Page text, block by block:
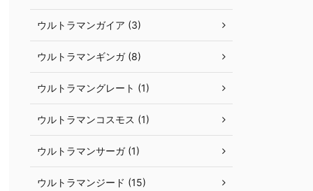
ウルトラマンガイア (3)
ウルトラマンギンガ (8)
ウルトラマングレート (1)
ウルトラマンコスモス (1)
ウルトラマンサーガ (1)
ウルトラマンジード (15)